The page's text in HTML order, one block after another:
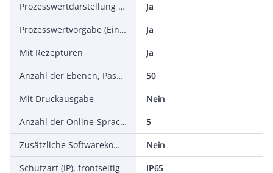
Prozesswertdarstellung (Ausgabe) möglich
Ja
Prozesswertvorgabe (Eingabe) möglich
Ja
Mit Rezepturen
Ja
Anzahl der Ebenen, Passwortschutz
50
Mit Druckausgabe
Nein
Anzahl der Online-Sprachen
5
Zusätzliche Softwarekomponenten, ladbar
Nein
Schutzart (IP), frontseitig
IP65